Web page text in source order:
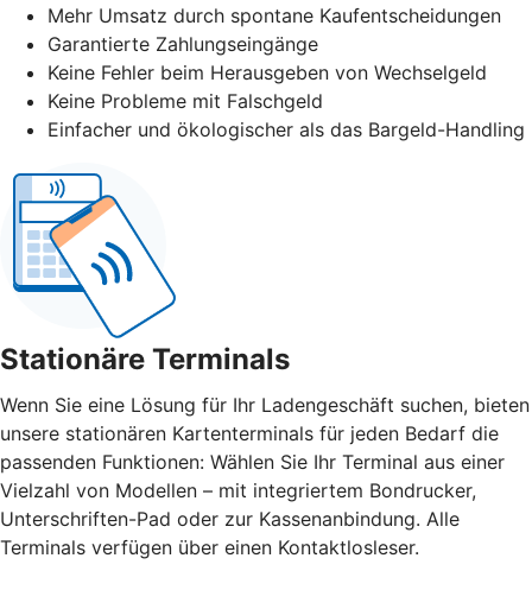
Mehr Umsatz durch spontane Kaufentscheidungen
Garantierte Zahlungseingänge
Keine Fehler beim Herausgeben von Wechselgeld
Keine Probleme mit Falschgeld
Einfacher und ökologischer als das Bargeld-Handling
Stationäre Terminals
Wenn Sie eine Lösung für Ihr Ladengeschäft suchen, bieten
unsere stationären Kartenterminals für jeden Bedarf die
passenden Funktionen: Wählen Sie Ihr Terminal aus einer
Vielzahl von Modellen – mit integriertem Bondrucker,
Unterschriften-Pad oder zur Kassenanbindung. Alle
Terminals verfügen über einen Kontaktlosleser.